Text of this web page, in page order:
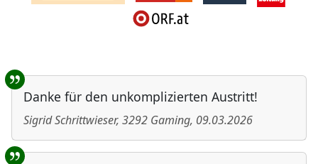
Benutzer-Rückmeldungen
Danke für den unkomplizierten Austritt!
Sigrid Schrittwieser, 3292 Gaming, 09.03.2026